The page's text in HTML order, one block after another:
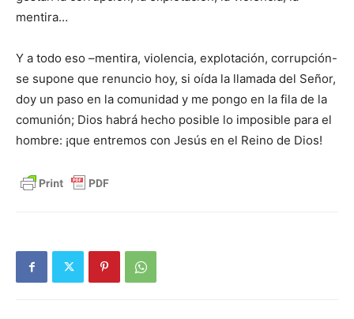
mentira…
Y a todo eso –mentira, violencia, explotación, corrupción-
se supone que renuncio hoy, si oída la llamada del Señor,
doy un paso en la comunidad y me pongo en la fila de la
comunión; Dios habrá hecho posible lo imposible para el
hombre: ¡que entremos con Jesús en el Reino de Dios!